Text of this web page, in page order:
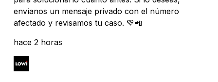
envíanos un mensaje privado con el número
afectado y revisamos tu caso. 💚📲
hace 2 horas